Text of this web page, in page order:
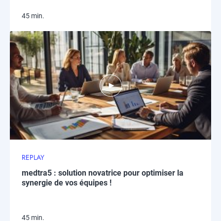
45 min.
REPLAY
medtra5 : solution novatrice pour optimiser la
synergie de vos équipes !
45 min.